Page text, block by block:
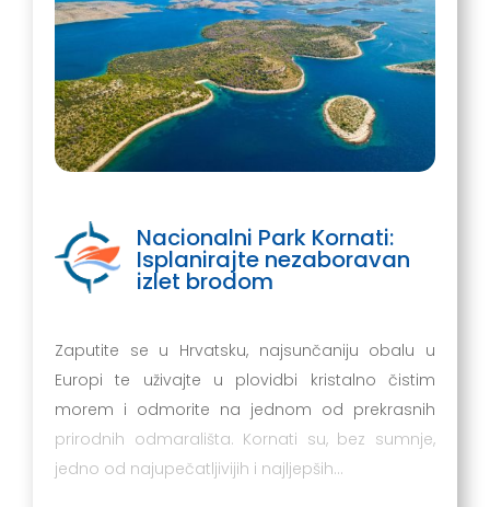
Nacionalni Park Kornati:
Isplanirajte nezaboravan
izlet brodom
Zaputite se u Hrvatsku, najsunčaniju obalu u
Europi te uživajte u plovidbi kristalno čistim
morem i odmorite na jednom od prekrasnih
prirodnih odmarališta. Kornati su, bez sumnje,
jedno od najupečatljivijih i najljepših…